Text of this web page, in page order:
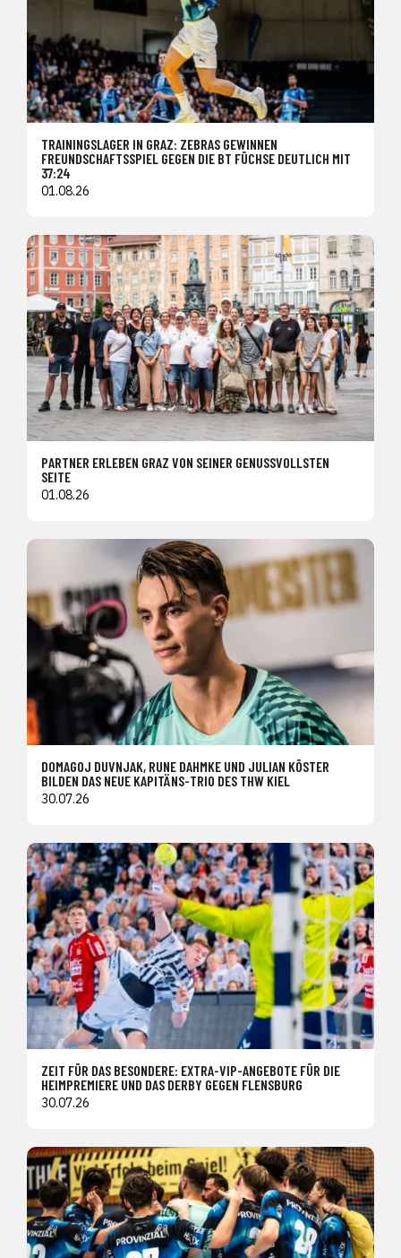
TRAININGSLAGER IN GRAZ: ZEBRAS GEWINNEN
FREUNDSCHAFTSSPIEL GEGEN DIE BT FÜCHSE DEUTLICH MIT
37:24
01.08.26
PARTNER ERLEBEN GRAZ VON SEINER GENUSSVOLLSTEN
SEITE
01.08.26
DOMAGOJ DUVNJAK, RUNE DAHMKE UND JULIAN KÖSTER
BILDEN DAS NEUE KAPITÄNS-TRIO DES THW KIEL
30.07.26
ZEIT FÜR DAS BESONDERE: EXTRA-VIP-ANGEBOTE FÜR DIE
HEIMPREMIERE UND DAS DERBY GEGEN FLENSBURG
30.07.26